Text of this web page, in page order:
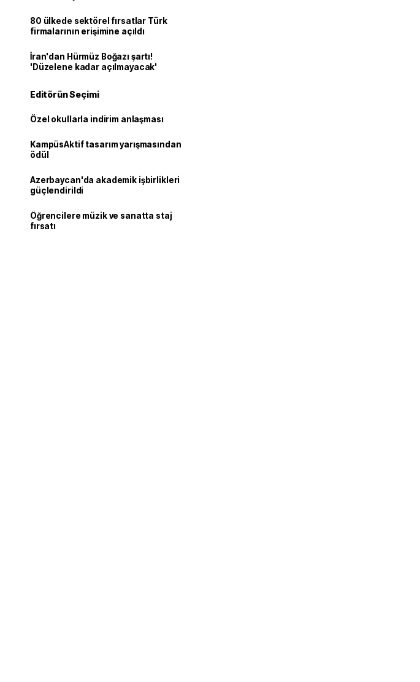
80 ülkede sektörel fırsatlar Türk
firmalarının erişimine açıldı
İran'dan Hürmüz Boğazı şartı!
'Düzelene kadar açılmayacak'
Editörün Seçimi
Özel okullarla indirim anlaşması
KampüsAktif tasarım yarışmasından
ödül
Azerbaycan'da akademik işbirlikleri
güçlendirildi
Öğrencilere müzik ve sanatta staj
fırsatı